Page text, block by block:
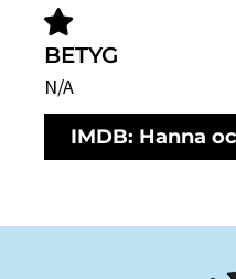
BETYG
N/A
IMDB: Hanna